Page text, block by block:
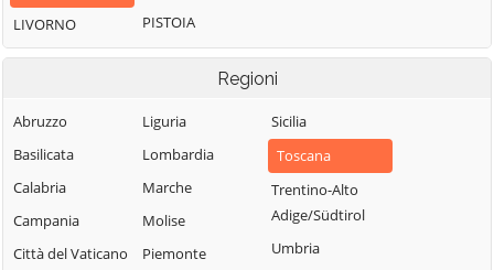
LIVORNO
PISTOIA
Regioni
Abruzzo
Basilicata
Calabria
Campania
Città del Vaticano
Liguria
Lombardia
Marche
Molise
Piemonte
Sicilia
Toscana
Trentino-Alto
Adige/Südtirol
Umbria